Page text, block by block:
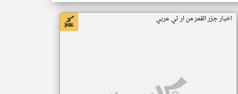
اخبار جزر القمر من ار تي عربي